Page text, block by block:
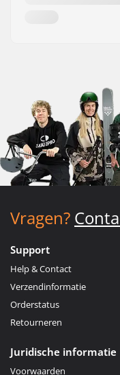
Vragen?
Support
Help & Contact
Verzendinformatie
Orderstatus
Retourneren
Juridische informatie
Voorwaarden